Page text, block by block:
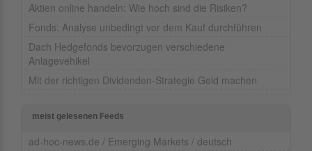
Aktien online handeln: Wie hoch sind die Risiken?
Fonds: Analyse unbedingt vor dem Kauf durchführen
Dach Hedgefonds bevorzugen verschiedene
Anlagevehikel
Mit der richtigen Dividenden-Strategie Geld machen
meist gelesenen Feeds
ad-hoc-news.de / Emerging Markets / deutsch